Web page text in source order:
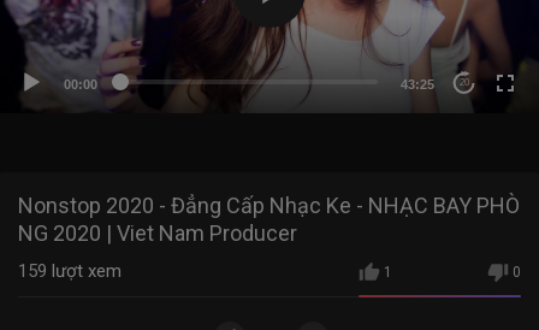
00:00 43:25 20
Nonstop 2020 - Đẳng Cấp Nhạc Ke - NHẠC BAY PHÒ
NG 2020 | Viet Nam Producer
1 0
159 lượt xem